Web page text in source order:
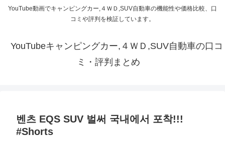
YouTube動画でキャンピングカー,４ＷＤ,SUV自動車の機能性や価格比較、口
コミや評判を検証しています。
YouTubeキャンピングカー,４ＷＤ,SUV自動車の口コ
ミ・評判まとめ
벤츠 EQS SUV 벌써 국내에서 포착!!!
#Shorts